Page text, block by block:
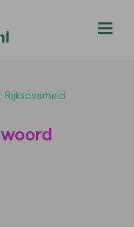
Rijksoverheid